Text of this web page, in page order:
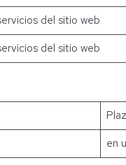
del sitio web
del sitio web
en